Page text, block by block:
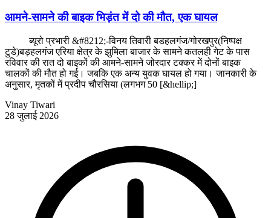
आमने-सामने की बाइक भिड़ंत में दो की मौत, एक घायल
ब्यूरो प्रभारी &#8212;-विनय तिवारी बडहलगंज/गोरखपुर(निष्पक्ष
टुडे)बड़हलगंज एरिया क्षेत्र के झुमिला बाजार के सामने कतलही गेट के पास
रविवार की रात दो बाइकों की आमने-सामने जोरदार टक्कर में दोनों बाइक
चालकों की मौत हो गई। जबकि एक अन्य युवक घायल हो गया। जानकारी के
अनुसार, मृतकों में प्रदीप चौरसिया (लगभग 50 [&hellip;]
Vinay Tiwari
28 जुलाई 2026